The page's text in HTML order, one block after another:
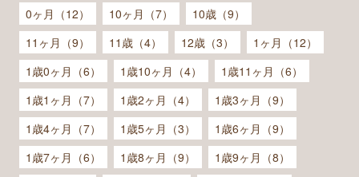
0ヶ月（12） 10ヶ月（7）
10歳（9）
11ヶ月（9）
11歳（4） 12歳（3）
1ヶ月（12）
1歳0ヶ月（6）
1歳10ヶ月（4）
1歳11ヶ月（6）
1歳1ヶ月（7）
1歳2ヶ月（4）
1歳3ヶ月（9）
1歳4ヶ月（7）
1歳5ヶ月（3）
1歳6ヶ月（9）
1歳7ヶ月（6）
1歳8ヶ月（9）
1歳9ヶ月（8）